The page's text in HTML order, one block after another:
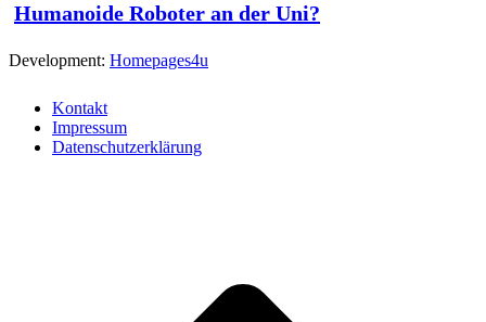
Humanoide Roboter an der Uni?
Development: Homepages4u
Kontakt
Impressum
Datenschutzerklärung